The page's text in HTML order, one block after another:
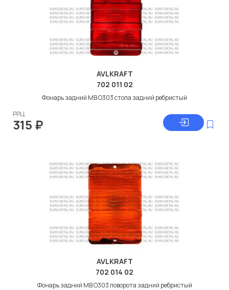
AVLKRAFT
702 011 02
Фонарь задний МВ О303 стопа задний ребристый
РРЦ
315 ₽
AVLKRAFT
702 014 02
Фонарь задний МВ О303 поворота задний ребристый